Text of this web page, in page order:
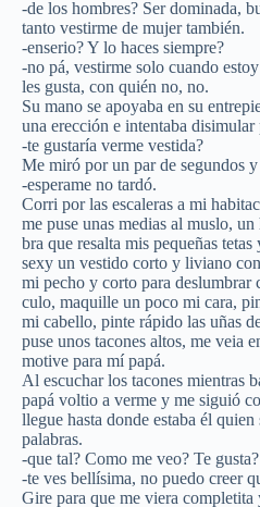
-de los hombres? Ser dominada,
tanto vestirme de mujer también.
-enserio? Y lo haces siempre?
-no pá, vestirme solo cuando
les gusta, con quién no, no.
Su mano se apoyaba en su
una erección e intentaba disimular
-te gustaría verme vestida?
Me miró por un par de segundos
-esperame no tardó.
Corri por las escaleras a mi
me puse unas medias al muslo,
bra que resalta mis pequeñas
sexy un vestido corto y liviano
mi pecho y corto para deslumbrar
culo, maquille un poco mi cara,
mi cabello, pinte rápido las uñas
puse unos tacones altos, me veia
motive para mí papá.
Al escuchar los tacones mientras
papá voltio a verme y me siguió
llegue hasta donde estaba él
palabras.
-que tal? Como me veo? Te gusta?
-te ves bellísima, no puedo creer
Gire para que me viera completita